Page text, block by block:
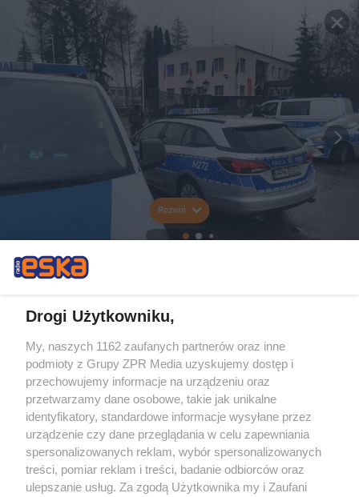
Rozwiń
Drogi Użytkowniku,
My, naszych 1162 zaufanych partnerów oraz inne
podmioty z Grupy ZPR Media uzyskujemy dostęp i
przechowujemy informacje na urządzeniu oraz
przetwarzamy dane osobowe, takie jak unikalne
identyfikatory, standardowe informacje wysyłane przez
urządzenie czy dane przeglądania w celu zapewniania
spersonalizowanych reklam, wybór spersonalizowanych
treści, pomiar reklam i treści, badanie odbiorców oraz
ulepszanie usług. Za zgodą Użytkownika my i Zaufani